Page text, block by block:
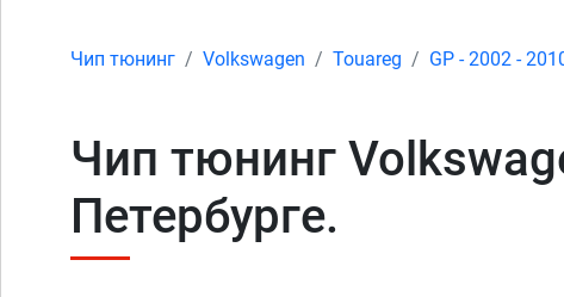
Чип тюнинг Volkswagen Touareg GP - 2002 -
Чип тюнинг
Петербурге.